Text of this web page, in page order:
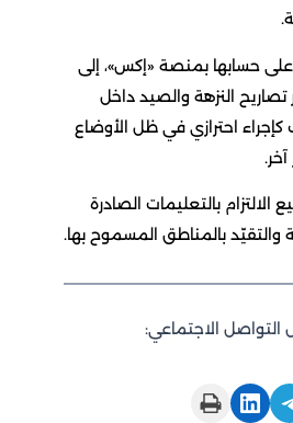
على حسابها بمنصة «إكس»، إلى
تصاريح النزهة والصيد داخل
احترازي في ظل الأوضاع
الالتزام بالتعليمات الصادرة
بالمناطق المسموح بها.
التواصل الاجتماعي:
Share on LinkedIn
Print this Page